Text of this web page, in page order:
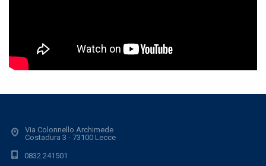
Via Colonnello Archimede
Costadura 3 - 73100 Lecce
0832.241501